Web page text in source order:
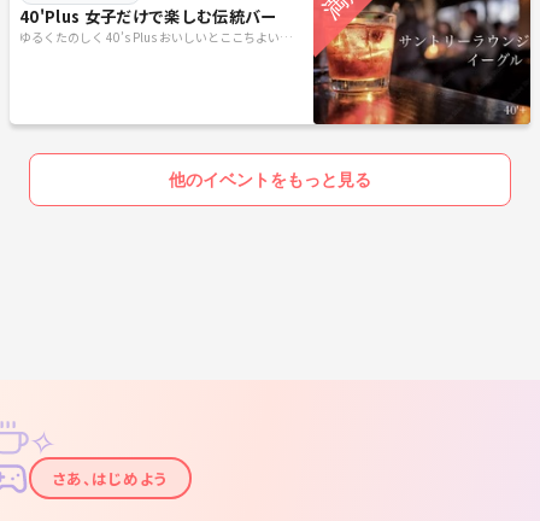
40'Plus 女子だけで楽しむ伝統バー
ゆるくたのしく 40’s Plus おいしいとここちよい時間
他のイベントをもっと見る
✦
✧
さあ、はじめよう